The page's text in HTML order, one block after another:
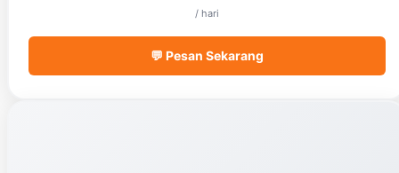
/ hari
💬 Pesan Sekarang